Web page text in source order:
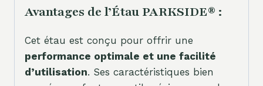
Avantages de l’Étau PARKSIDE® :
Cet étau est conçu pour offrir une
performance optimale et une facilité
d’utilisation. Ses caractéristiques bien